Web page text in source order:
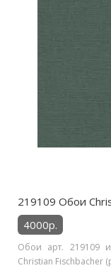
219109 Обои
4000р.
Обои арт. 219109
Christian Fischbacher